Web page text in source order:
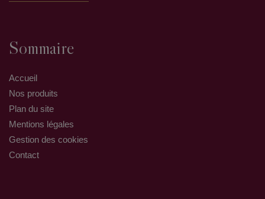
Sommaire
Accueil
Nos produits
Plan du site
Mentions légales
Gestion des cookies
Contact